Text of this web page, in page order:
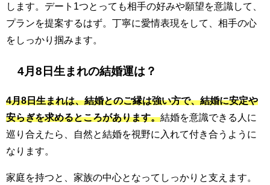
します。デート1つとっても相手の好みや願望を意識して、
プランを提案するはず。丁寧に愛情表現をして、相手の心
をしっかり掴みます。
4月8日生まれの結婚運は？
4月8日生まれは、結婚とのご縁は強い方で、結婚に安定や
安らぎを求めるところがあります。結婚を意識できる人に
巡り合えたら、自然と結婚を視野に入れて付き合うように
なります。
家庭を持つと、家族の中心となってしっかりと支えます。